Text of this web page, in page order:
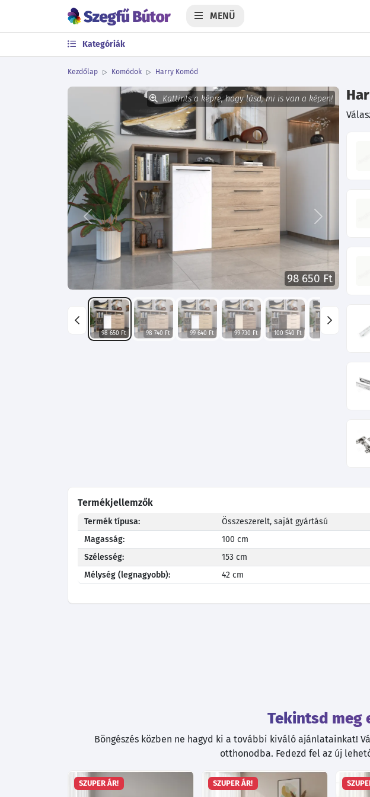
MENÜ
Kategóriák
Kezdőlap Komódok Harry Komód
Kattints a képre, hogy lásd, mi is van a képen!
98 650 Ft
Előző Következő
98 650 Ft 98 740 Ft 99 640 Ft 99 730 Ft 100 540 Ft
Termékjellemzők
Termék típusa:
Összeszerelt, saját gyártású
Magasság:
100 cm
Szélesség:
153 cm
Mélység (legnagyobb):
42 cm
Tekintsd meg
Böngészés közben ne hagyd ki a további kiváló ajánlatainkat!
otthonodba. Fedezd fel az új
SZUPER ÁR! SZUPER ÁR!